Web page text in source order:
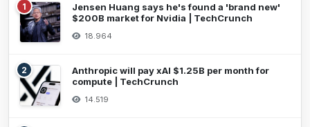
1
Jensen Huang says he's found a 'brand new'
$200B market for Nvidia | TechCrunch
18.964
2
Anthropic will pay xAI $1.25B per month for
compute | TechCrunch
14.519